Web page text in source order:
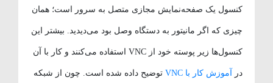
کنسول یک صفحه‌نمایش مجازی متصل به سرور است؛ همان
چیزی که اگر مانیتور به دستگاه وصل بود می‌دیدید. بیشتر این
کنسول‌ها زیر پوسته خود از VNC استفاده می‌کنند و کار با آن
درآموزش کار با VNC توضیح داده شده است. چون از شبکه